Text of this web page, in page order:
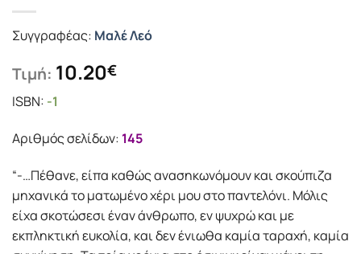
Συγγραφέας: Μαλέ Λεό
Τιμή: 10.20€
ISBN: -1
Αριθμός σελίδων: 145
“-…Πέθανε, είπα καθώς ανασηκωνόμουν και σκούπιζα
μηχανικά το ματωμένο χέρι μου στο παντελόνι. Μόλις
είχα σκοτώσεσι έναν άνθρωπο, εν ψυχρώ και με
εκπληκτική ευκολία, και δεν ένιωθα καμία ταραχή, καμία